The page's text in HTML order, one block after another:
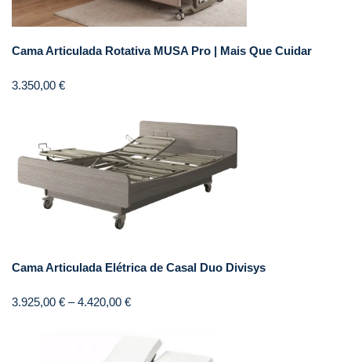
Cama Articulada Rotativa MUSA Pro | Mais Que Cuidar
3.350,00 €
Cama Articulada Elétrica de Casal Duo Divisys
3.925,00 € – 4.420,00 €